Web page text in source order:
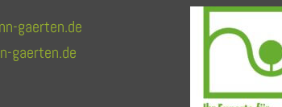
gaerten.de
gaerten.de